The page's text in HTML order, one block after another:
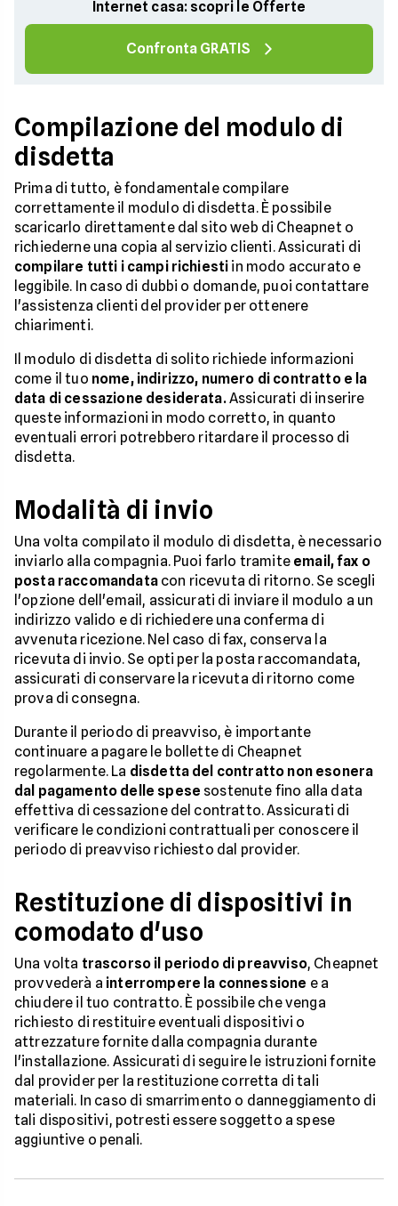
Internet casa: scopri le Offerte
Confronta GRATIS
Compilazione del modulo di
disdetta
Prima di tutto, è fondamentale compilare
correttamente il modulo di disdetta. È possibile
scaricarlo direttamente dal sito web di Cheapnet o
richiederne una copia al servizio clienti. Assicurati di
compilare tutti i campi richiesti in modo accurato e
leggibile. In caso di dubbi o domande, puoi contattare
l'assistenza clienti del provider per ottenere
chiarimenti.
Il modulo di disdetta di solito richiede informazioni
come il tuo nome, indirizzo, numero di contratto e la
data di cessazione desiderata.Assicurati di inserire
queste informazioni in modo corretto, in quanto
eventuali errori potrebbero ritardare il processo di
disdetta.
Modalità di invio
Una volta compilato il modulo di disdetta, è necessario
inviarlo alla compagnia. Puoi farlo tramite email, fax o
posta raccomandatacon ricevuta di ritorno. Se scegli
l'opzione dell'email, assicurati di inviare il modulo a un
indirizzo valido e di richiedere una conferma di
avvenuta ricezione. Nel caso di fax, conserva la
ricevuta di invio. Se opti per la posta raccomandata,
assicurati di conservare la ricevuta di ritorno come
prova di consegna.
Durante il periodo di preavviso, è importante
continuare a pagare le bollette di Cheapnet
regolarmente. La disdetta del contratto non esonera
dal pagamento delle spese sostenute fino alla data
effettiva di cessazione del contratto. Assicurati di
verificare le condizioni contrattuali per conoscere il
periodo di preavviso richiesto dal provider.
Restituzione di dispositivi in
comodato d'uso
Una volta trascorso il periodo di preavviso, Cheapnet
provvederà a interrompere la connessione e a
chiudere il tuo contratto. È possibile che venga
richiesto di restituire eventuali dispositivi o
attrezzature fornite dalla compagnia durante
l'installazione. Assicurati di seguire le istruzioni fornite
dal provider per la restituzione corretta di tali
materiali. In caso di smarrimento o danneggiamento di
tali dispositivi, potresti essere soggetto a spese
aggiuntive o penali.